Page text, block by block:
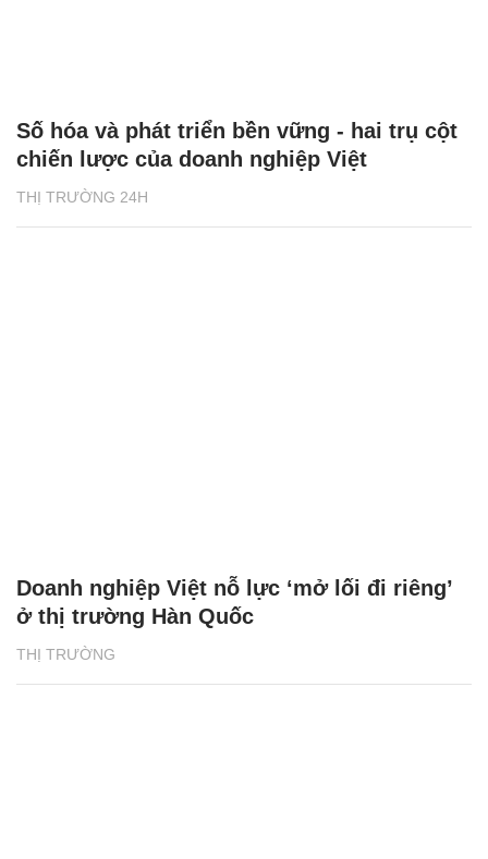
THỊ TRƯỜNG 24H
Số hóa và phát triển bền vững - hai trụ cột
chiến lược của doanh nghiệp Việt
THỊ TRƯỜNG
Doanh nghiệp Việt nỗ lực ‘mở lối đi riêng’
ở thị trường Hàn Quốc